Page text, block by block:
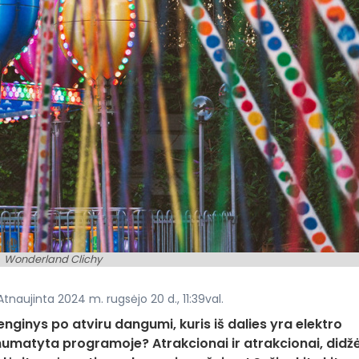
Wonderland Clichy
2024 m. rugsėjo 20 d., 11:39val.
po atviru dangumi, kuris iš dalies yra elektro
programoje? Atrakcionai ir atrakcionai,